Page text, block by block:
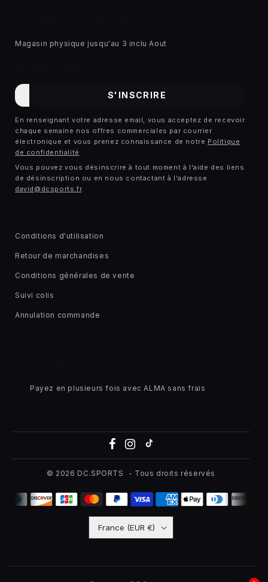
Magasin physique jusqu'au 3 inclu Aout
E-
mail
S'INSCRIRE
En renseignant votre adresse email, vous acceptez de recevoir
chaque semaine nos offres commerciales par courrier
électronique et vous prenez connaissance de notre Politique
de confidentialité .
Vous pouvez vous désinscrire à tout moment à l'aide des liens
de désinscription ou en nous contactant à l'adresse
david@dcsports.fr.
Conditions d'utilisation
Retour de marchandises
Conditions générales de vente
Suivi colis
Annulation commande
Payez en plusieurs fois avec ALMA sans frais
© 2026 DC.SPORTS - Tous droits réservés
France (EUR €)